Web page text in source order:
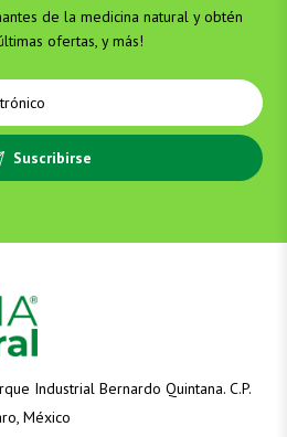
de la medicina natural y obtén
ofertas, y más!
Suscribirse
Industrial Bernardo Quintana. C.P.
México